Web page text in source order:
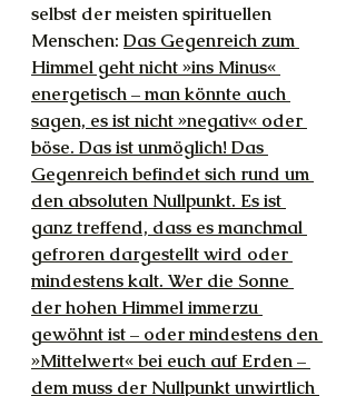
selbst der meisten spirituellen
Menschen: Das Gegenreich zum
Himmel geht nicht »ins Minus«
energetisch – man könnte auch
sagen, es ist nicht »negativ« oder
böse. Das ist unmöglich! Das
Gegenreich befindet sich rund um
den absoluten Nullpunkt. Es ist
ganz treffend, dass es manchmal
gefroren dargestellt wird oder
mindestens kalt. Wer die Sonne
der hohen Himmel immerzu
gewöhnt ist – oder mindestens den
»Mittelwert« bei euch auf Erden –
dem muss der Nullpunkt unwirtlich